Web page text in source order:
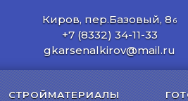
Киров, пер.Базовый, 8б
+7 (8332) 34-11-33
gkarsenalkirov@mail.ru
СТРОЙМАТЕРИАЛЫ